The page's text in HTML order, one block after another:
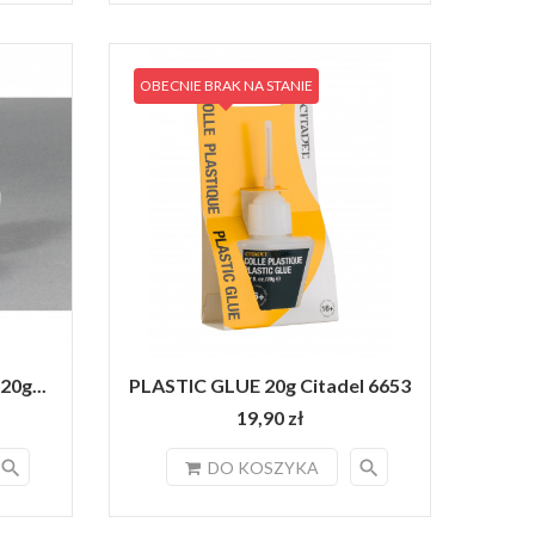
search
PLASTIC GLUE 20g Citadel 6653
19,90 zł
DO KOSZYKA search
OBECNIE BRAK NA STANIE